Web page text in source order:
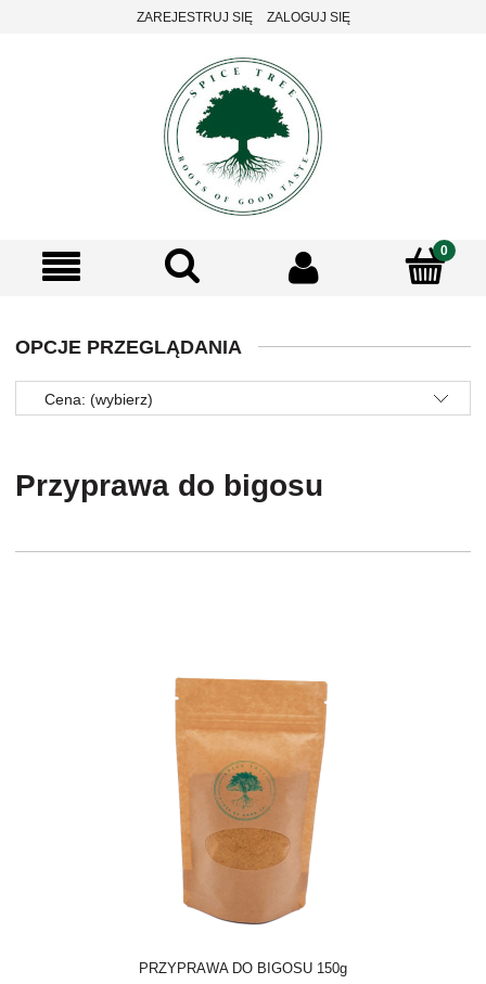
ZAREJESTRUJ SIĘ ZALOGUJ SIĘ
OPCJE PRZEGLĄDANIA
Cena: (wybierz)
Przyprawa do bigosu
PRZYPRAWA DO BIGOSU 150g